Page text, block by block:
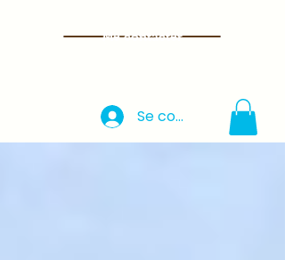
Me contacter
Se connecter